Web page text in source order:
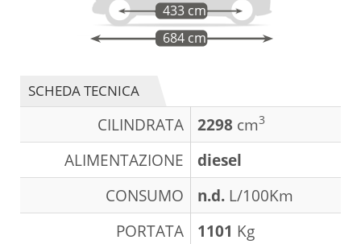
684 cm
433 cm
SCHEDA TECNICA
CILINDRATA 2298 cm3
ALIMENTAZIONE
diesel
CONSUMO
n.d. L/100Km
PORTATA
1101 Kg